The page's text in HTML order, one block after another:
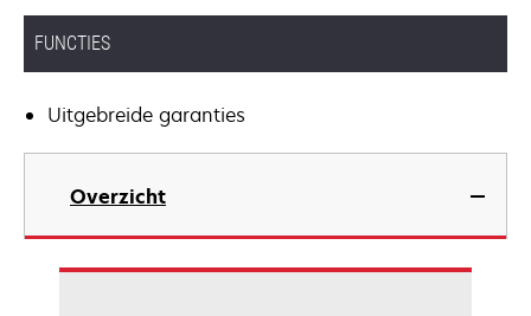
FUNCTIES
Uitgebreide garanties
Overzicht